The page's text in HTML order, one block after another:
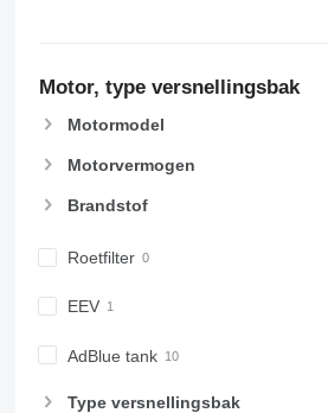
Motor, type versnellingsbak
Motormodel
Motorvermogen
Brandstof
Roetfilter
EEV
AdBlue tank
Type versnellingsbak